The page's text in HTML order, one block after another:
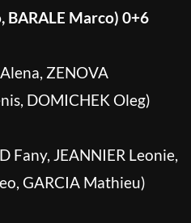
BARALE Marco) 0+6
ZENOVA
DOMICHEK Oleg)
Fany, JEANNIER Leonie,
GARCIA Mathieu)